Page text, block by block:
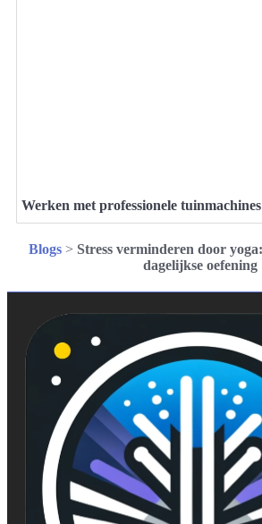
Werken met professionele tuinmachines
Blogs > Stress verminderen door
dagelijkse oefening